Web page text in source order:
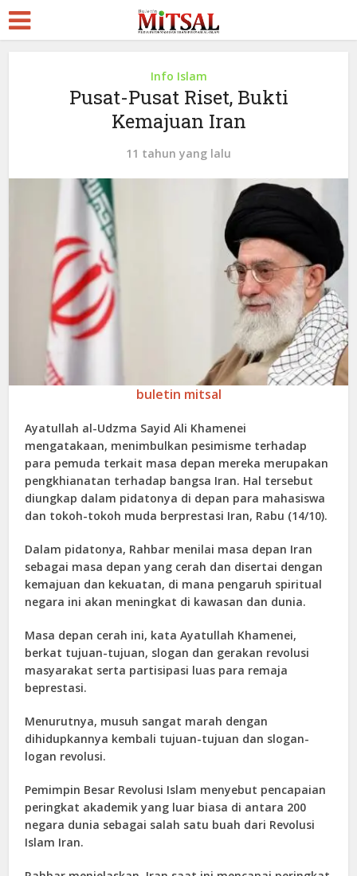
Info Islam
Pusat-Pusat Riset, Bukti
Kemajuan Iran
11 tahun yang lalu
buletin mitsal
Ayatullah al-Udzma Sayid Ali Khamenei
mengatakaan, menimbulkan pesimisme terhadap
para pemuda terkait masa depan mereka merupakan
pengkhianatan terhadap bangsa Iran. Hal tersebut
diungkap dalam pidatonya di depan para mahasiswa
dan tokoh-tokoh muda berprestasi Iran, Rabu (14/10).
Dalam pidatonya, Rahbar menilai masa depan Iran
sebagai masa depan yang cerah dan disertai dengan
kemajuan dan kekuatan, di mana pengaruh spiritual
negara ini akan meningkat di kawasan dan dunia.
Masa depan cerah ini, kata Ayatullah Khamenei,
berkat tujuan-tujuan, slogan dan gerakan revolusi
masyarakat serta partisipasi luas para remaja
beprestasi.
Menurutnya, musuh sangat marah dengan
dihidupkannya kembali tujuan-tujuan dan slogan-
logan revolusi.
Pemimpin Besar Revolusi Islam menyebut pencapaian
peringkat akademik yang luar biasa di antara 200
negara dunia sebagai salah satu buah dari Revolusi
Islam Iran.